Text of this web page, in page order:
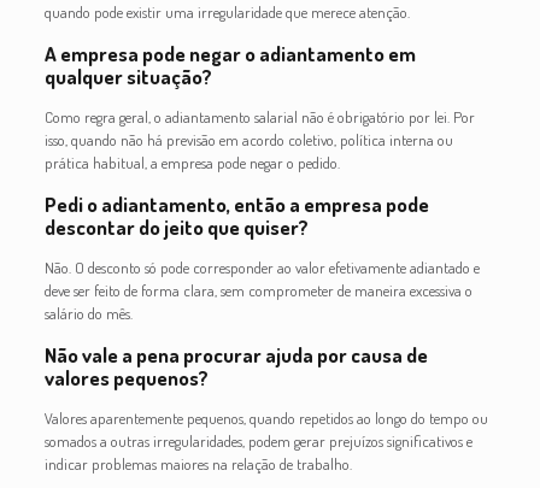
quando pode existir uma irregularidade que merece atenção.
A empresa pode negar o adiantamento em
qualquer situação?
Como regra geral, o adiantamento salarial não é obrigatório por lei. Por
isso, quando não há previsão em acordo coletivo, política interna ou
prática habitual, a empresa pode negar o pedido.
Pedi o adiantamento, então a empresa pode
descontar do jeito que quiser?
Não. O desconto só pode corresponder ao valor efetivamente adiantado e
deve ser feito de forma clara, sem comprometer de maneira excessiva o
salário do mês.
Não vale a pena procurar ajuda por causa de
valores pequenos?
Valores aparentemente pequenos, quando repetidos ao longo do tempo ou
somados a outras irregularidades, podem gerar prejuízos significativos e
indicar problemas maiores na relação de trabalho.